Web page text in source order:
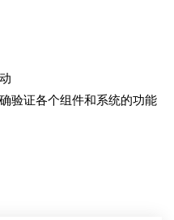
验证各个组件和系统的功能